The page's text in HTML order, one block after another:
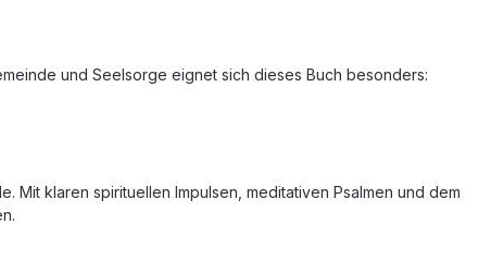
und Seelsorge eignet sich dieses Buch besonders:
Mit klaren spirituellen Impulsen, meditativen Psalmen und dem